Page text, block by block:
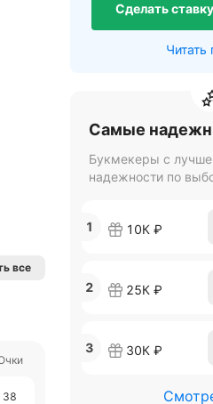
все
38
Сделать ставку
Читать
Самые
Букмекеры с
надежности по
1 10К ₽
2 25К ₽
3 30К ₽